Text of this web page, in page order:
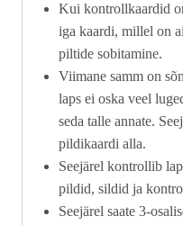
Kui kontrollkaardid
iga kaardi, millel on
piltide sobitamine.
Viimane samm on
laps ei oska veel
seda talle annate.
pildikaardi alla.
Seejärel kontrollib
pildid, sildid ja
Seejärel saate 3-